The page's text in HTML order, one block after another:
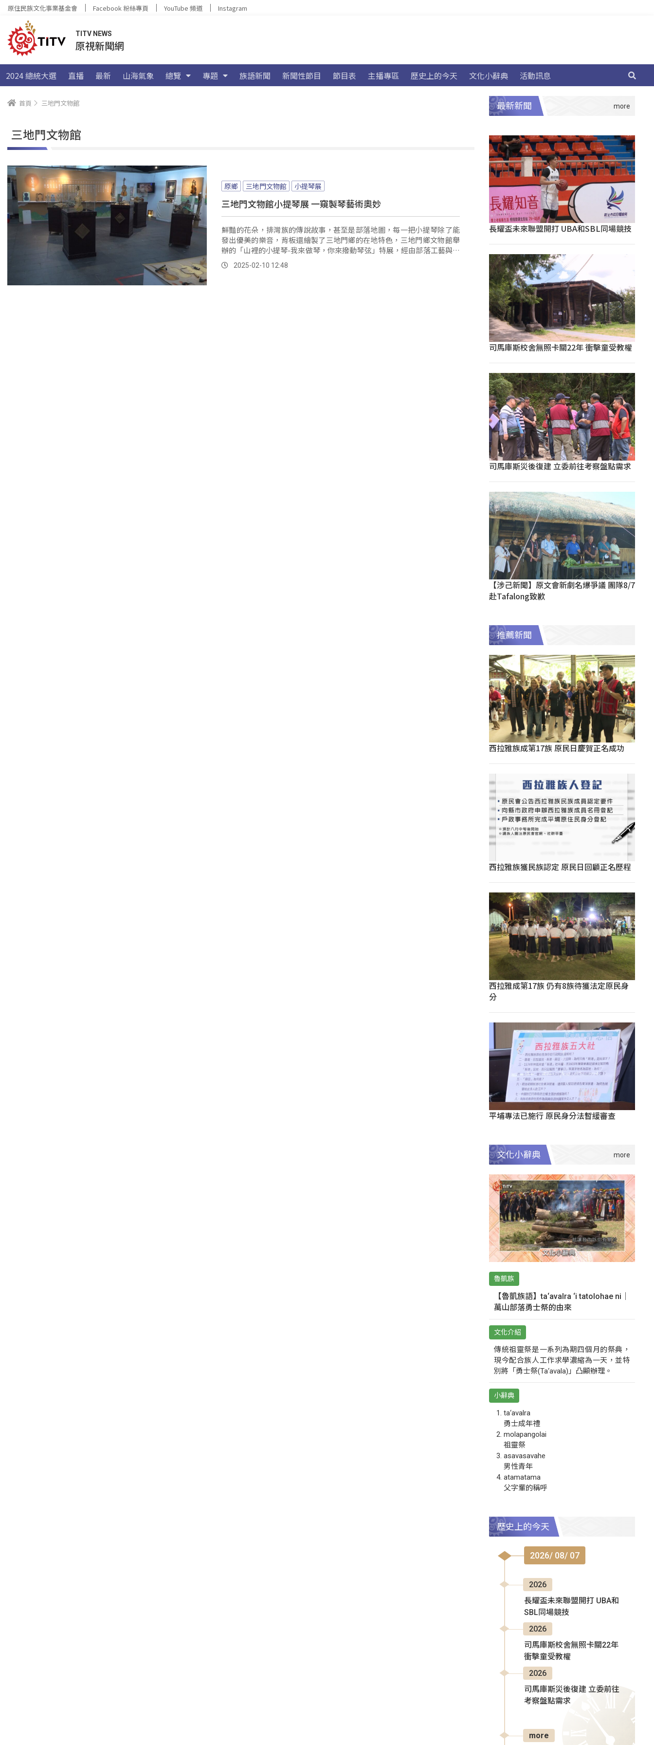
原住民族文化事業基金會 Facebook 粉絲專頁 YouTube 頻道 Instagram
TITV NEWS
原視新聞網
2024 總統大選 直播 最新 山海氣象 總覽 專題 族語新聞 新聞性節目 節目表 主播專區 歷史上的今天 文化小辭典 活動訊息
首頁 三地門文物館
三地門文物館
原鄉 三地門文物館 小提琴展
三地門文物館小提琴展 一窺製琴藝術奧妙
鮮豔的花朵，排灣族的傳說故事，甚至是部落地圖，每一把小提琴除了能
發出優美的樂音，背板還繪製了三地門鄉的在地特色，三地門鄉文物館舉
辦的「山裡的小提琴-我來做琴，你來撥動琴弦」特展，經由部落工藝與西
方樂器結合，讓小提琴呈現獨有「原」貌。
2025-02-10 12:48
最新新聞
長耀盃未來聯盟開打 UBA和SBL同場競技
司馬庫斯校舍無照卡關22年 衝擊童受教權
司馬庫斯災後復建 立委前往考察盤點需求
【涉己新聞】原文會新劇名爆爭議 團隊8/7
赴Tafalong致歉
推薦新聞
西拉雅族成第17族 原民日慶賀正名成功
西拉雅族獲民族認定 原民日回顧正名歷程
西拉雅成第17族 仍有8族待獲法定原民身
分
平埔專法已施行 原民身分法暫緩審查
文化小辭典
魯凱族
【魯凱族語】ta‘avalra ‘i tatolohae ni｜
萬山部落勇士祭的由來
文化介紹
傳統祖靈祭是一系列為期四個月的祭典，
現今配合族人工作求學濃縮為一天，並特
別將「勇士祭(Ta‘avala)」凸顯辦理。
小辭典
ta‘avalra
勇士成年禮
molapangolai
祖靈祭
asavasavahe
男性青年
atamatama
父字輩的稱呼
歷史上的今天
2026/ 08/ 07
2026
長耀盃未來聯盟開打 UBA和
SBL同場競技
2026
司馬庫斯校舍無照卡關22年
衝擊童受教權
2026
司馬庫斯災後復建 立委前往
考察盤點需求
more